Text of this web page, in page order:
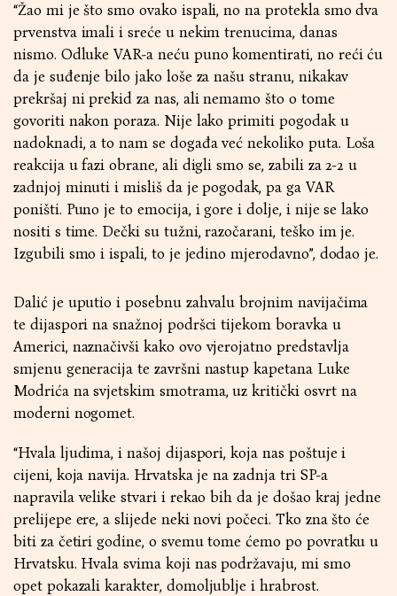
“Žao mi je što smo ovako ispali, no na protekla smo dva
prvenstva imali i sreće u nekim trenucima, danas
nismo. Odluke VAR-a neću puno komentirati, no reći ću
da je suđenje bilo jako loše za našu stranu, nikakav
prekršaj ni prekid za nas, ali nemamo što o tome
govoriti nakon poraza. Nije lako primiti pogodak u
nadoknadi, a to nam se događa već nekoliko puta. Loša
reakcija u fazi obrane, ali digli smo se, zabili za 2-2 u
zadnjoj minuti i misliš da je pogodak, pa ga VAR
poništi. Puno je to emocija, i gore i dolje, i nije se lako
nositi s time. Dečki su tužni, razočarani, teško im je.
Izgubili smo i ispali, to je jedino mjerodavno”, dodao je.
Dalić je uputio i posebnu zahvalu brojnim navijačima
te dijaspori na snažnoj podršci tijekom boravka u
Americi, naznačivši kako ovo vjerojatno predstavlja
smjenu generacija te završni nastup kapetana Luke
Modrića na svjetskim smotrama, uz kritički osvrt na
moderni nogomet.
“Hvala ljudima, i našoj dijaspori, koja nas poštuje i
cijeni, koja navija. Hrvatska je na zadnja tri SP-a
napravila velike stvari i rekao bih da je došao kraj jedne
prelijepe ere, a slijede neki novi počeci. Tko zna što će
biti za četiri godine, o svemu tome ćemo po povratku u
Hrvatsku. Hvala svima koji nas podržavaju, mi smo
opet pokazali karakter, domoljublje i hrabrost.